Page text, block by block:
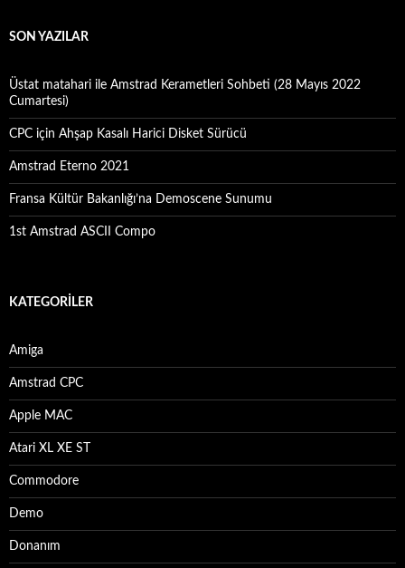
SON YAZILAR
Üstat matahari ile Amstrad Kerametleri Sohbeti (28 Mayıs 2022
Cumartesi)
CPC için Ahşap Kasalı Harici Disket Sürücü
Amstrad Eterno 2021
Fransa Kültür Bakanlığı’na Demoscene Sunumu
1st Amstrad ASCII Compo
KATEGORILER
Amiga
Amstrad CPC
Apple MAC
Atari XL XE ST
Commodore
Demo
Donanım